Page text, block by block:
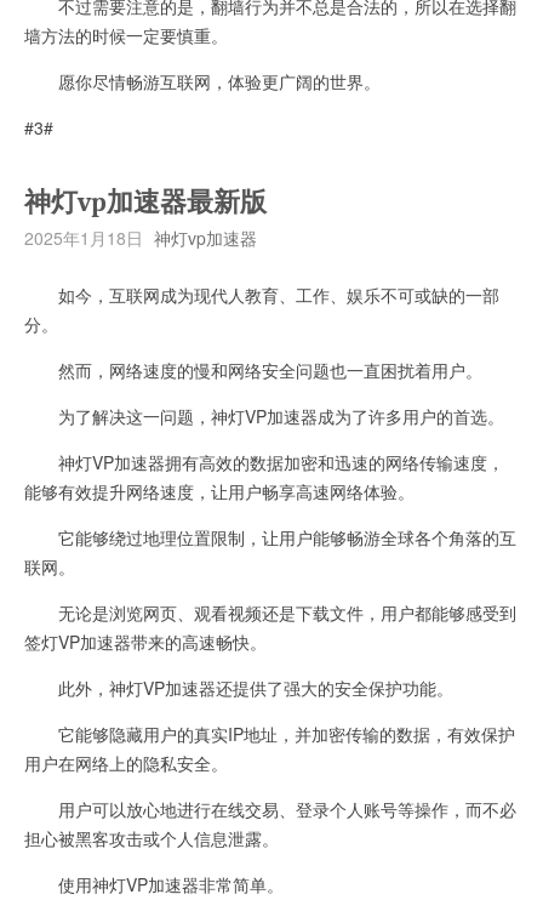
不过需要注意的是，翻墙行为并不总是合法的，所以在选择翻
墙方法的时候一定要慎重。
愿你尽情畅游互联网，体验更广阔的世界。
#3#
神灯vp加速器最新版
2025年1月18日 神灯vp加速器
如今，互联网成为现代人教育、工作、娱乐不可或缺的一部
分。
然而，网络速度的慢和网络安全问题也一直困扰着用户。
为了解决这一问题，神灯VP加速器成为了许多用户的首选。
神灯VP加速器拥有高效的数据加密和迅速的网络传输速度，
能够有效提升网络速度，让用户畅享高速网络体验。
它能够绕过地理位置限制，让用户能够畅游全球各个角落的互
联网。
无论是浏览网页、观看视频还是下载文件，用户都能够感受到
签灯VP加速器带来的高速畅快。
此外，神灯VP加速器还提供了强大的安全保护功能。
它能够隐藏用户的真实IP地址，并加密传输的数据，有效保护
用户在网络上的隐私安全。
用户可以放心地进行在线交易、登录个人账号等操作，而不必
担心被黑客攻击或个人信息泄露。
使用神灯VP加速器非常简单。